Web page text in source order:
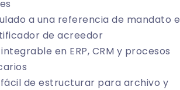
a una referencia de mandato e
de acreedor
en ERP, CRM y procesos
fácil de estructurar para archivo y